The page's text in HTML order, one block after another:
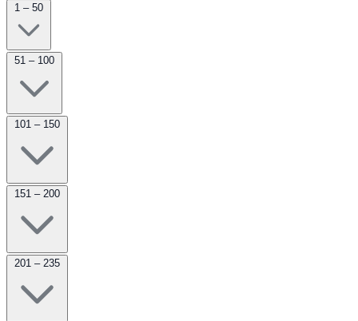
1 – 50
51 – 100
101 – 150
151 – 200
201 – 235